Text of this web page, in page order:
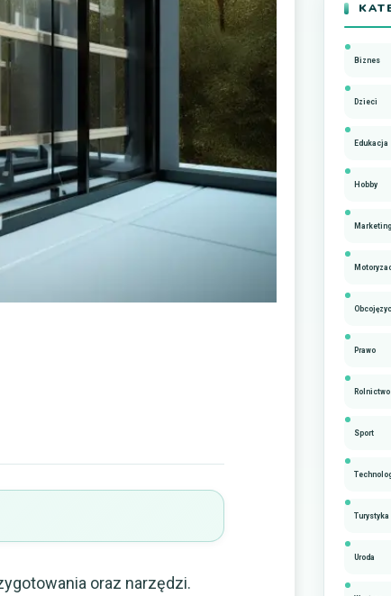
oraz narzędzi.
Biznes
Dzieci
Edukacja
Hobby
Marketing
Prawo
Rolnictwo
Sport
Turystyka
Uroda